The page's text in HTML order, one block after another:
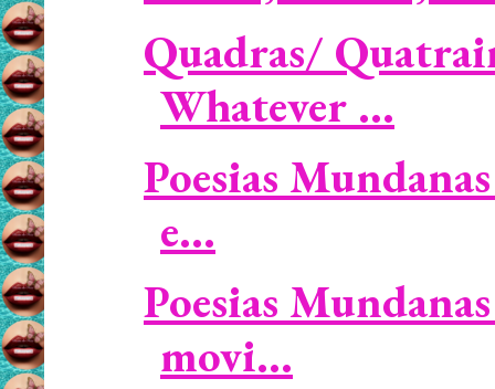
Quadras/
Whatever ...
Poesias
e...
Poesias
movi...